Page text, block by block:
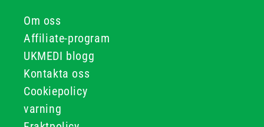
Om oss
Affiliate-program
UKMEDI blogg
Kontakta oss
Cookiepolicy
varning